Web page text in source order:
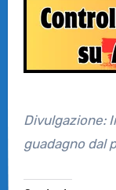
Divulgazione:
guadagno dal